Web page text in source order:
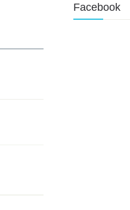
Facebook